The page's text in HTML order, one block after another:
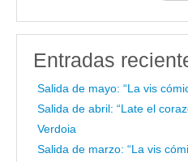
Entradas
Salida de mayo: “La vis
Salida de abril: “Late el
Verdoia
Salida de marzo: “La vis